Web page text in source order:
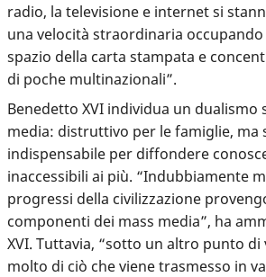
radio, la televisione e internet si
una velocità straordinaria
spazio della carta stampata e
di poche multinazionali”.
Benedetto XVI individua un dualismo
media: distruttivo per le famiglie, ma
indispensabile per diffondere
inaccessibili ai più. “Indubbiamente
progressi della civilizzazione
componenti dei mass media”, ha
XVI. Tuttavia, “sotto un altro punto di
molto di ciò che viene trasmesso in